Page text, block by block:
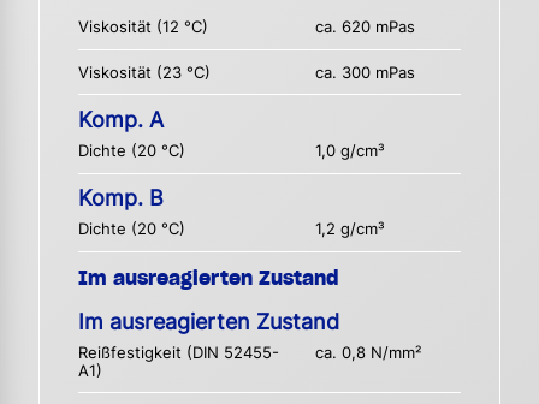
Viskosität (12 °C) ca. 620 mPas
Viskosität (23 °C) ca. 300 mPas
Komp. A
Dichte (20 °C) 1,0 g/cm³
Komp. B
Dichte (20 °C) 1,2 g/cm³
Im ausreagierten Zustand
Im ausreagierten Zustand
Reißfestigkeit (DIN 52455-
A1)
ca. 0,8 N/mm²